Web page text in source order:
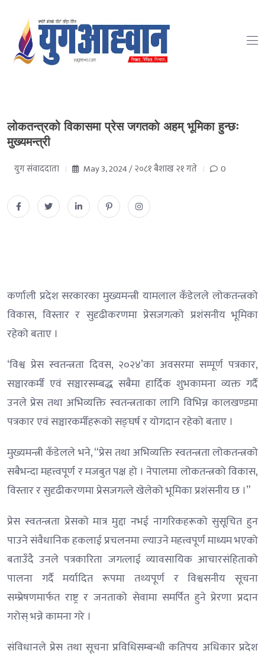
लोकतन्त्रको विकासमा प्रेस जगतकाे अहम् भूमिका हुन्छः
मुख्यमन्त्री
युग संवाददाता May 3, 2024 / २०८१ बैशाख २१ गते 0
कर्णाली प्रदेश सरकारका मुख्यमन्त्री यामलाल कँडेलले लोकतन्त्रको
विकास, विस्तार र सुदृढीकरणमा प्रेसजगत्को प्रशंसनीय भूमिका
रहेको बताए ।
‘विश्व प्रेस स्वतन्त्रता दिवस, २०२४’का अवसरमा सम्पूर्ण पत्रकार,
सञ्चारकर्मी एवं सञ्चारसम्बद्ध सबैमा हार्दिक शुभकामना व्यक्त गर्दै
उनले प्रेस तथा अभिव्यक्ति स्वतन्त्रताका लागि विभिन्न कालखण्डमा
पत्रकार एवं सञ्चारकर्मीहरूको सङ्घर्ष र योगदान रहेको बताए ।
मुख्यमन्त्री कँडेलले भने, “प्रेस तथा अभिव्यक्ति स्वतन्त्रता लोकतन्त्रको
सबैभन्दा महत्त्वपूर्ण र मजबुत पक्ष हो । नेपालमा लोकतन्त्रको विकास,
विस्तार र सुदृढीकरणमा प्रेसजगत्ले खेलेको भूमिका प्रशंसनीय छ ।”
प्रेस स्वतन्त्रता प्रेसको मात्र मुद्दा नभई नागरिकहरूको सुसूचित हुन
पाउने संवैधानिक हकलाई प्रचलनमा ल्याउने महत्त्वपूर्ण माध्यम भएको
बताउँदै उनले पत्रकारिता जगत्लाई व्यावसायिक आचारसंहिताको
पालना गर्दै मर्यादित रूपमा तथ्यपूर्ण र विश्वसनीय सूचना
सम्प्रेषणमार्फत राष्ट्र र जनताको सेवामा समर्पित हुने प्रेरणा प्रदान
गरोस् भन्ने कामना गरे ।
संविधानले प्रेस तथा सूचना प्रविधिसम्बन्धी कतिपय अधिकार प्रदेश